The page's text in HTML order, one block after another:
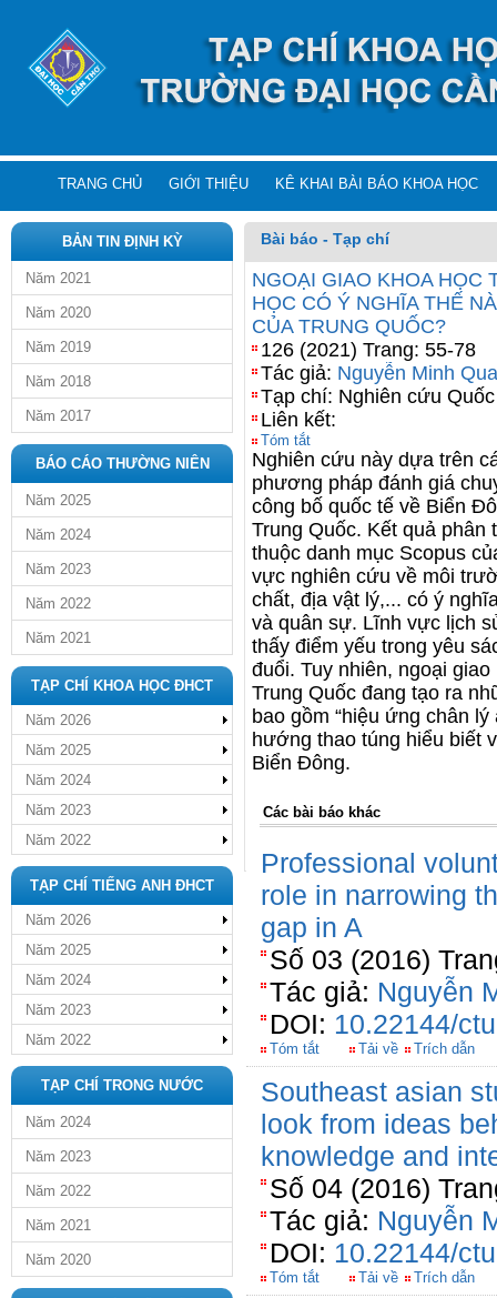
TRANG CHỦ GIỚI THIỆU KÊ KHAI BÀI BÁO KHOA HỌC
BẢN TIN ĐỊNH KỲ
Năm 2021
Năm 2020
Năm 2019
Năm 2018
Năm 2017
BÁO CÁO THƯỜNG NIÊN
Năm 2025
Năm 2024
Năm 2023
Năm 2022
Năm 2021
TẠP CHÍ KHOA HỌC ĐHCT
Năm 2026
Năm 2025
Năm 2024
Năm 2023
Năm 2022
TẠP CHÍ TIẾNG ANH ĐHCT
Năm 2026
Năm 2025
Năm 2024
Năm 2023
Năm 2022
TẠP CHÍ TRONG NƯỚC
Năm 2024
Năm 2023
Năm 2022
Năm 2021
Năm 2020
Bài báo - Tạp chí
NGOẠI GIAO KHOA HỌC
HỌC CÓ Ý NGHĨA THẾ
CỦA TRUNG QUỐC?
126 (2021) Trang: 55-78
Tác giả: Nguyễn Minh
Tạp chí: Nghiên cứu
Liên kết:
Tóm tắt
Nghiên cứu này dựa trên
phương pháp đánh giá
công bố quốc tế về Biển
Trung Quốc. Kết quả
thuộc danh mục Scopus
vực nghiên cứu về môi
chất, địa vật lý,... có ý
và quân sự. Lĩnh vực lịch
thấy điểm yếu trong yêu
đuổi. Tuy nhiên, ngoại
Trung Quốc đang tạo ra
bao gồm “hiệu ứng chân
hướng thao túng hiểu biết
Biển Đông.
Các bài báo khác
Professional
role in narrowing
gap in A
Số 03 (2016)
Tác giả: Nguyễn
DOI: 10.22144/
Tóm tắt Tải về Trích dẫn
Southeast asian
look from ideas
knowledge and
Số 04 (2016)
Tác giả: Nguyễn
DOI: 10.22144/
Tóm tắt Tải về Trích dẫn